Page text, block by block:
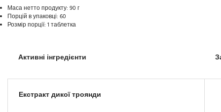
Маса нетто продукту: 90 г
Порцій в упаковці: 60
Розмір порції: 1 таблетка
Активні інгредієнти
Екстракт дикої троянди